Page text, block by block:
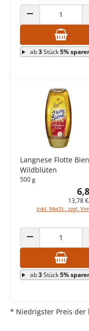
ANZAHL VERRINGERN
ab3Stück5%
Langnese Flotte
Wildblüten
500 g
13,78
inkl. MwSt., zzgl.
ANZAHL VERRINGERN
ab3Stück5%
* Niedrigster Preis der